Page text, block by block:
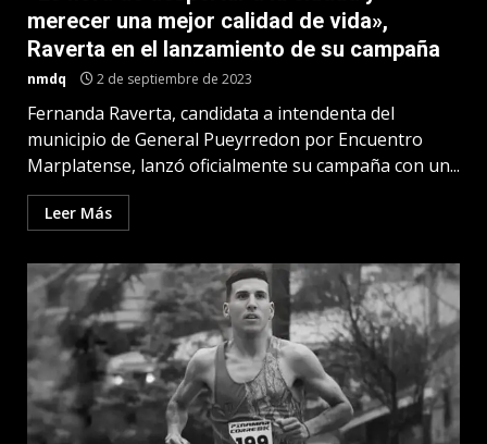
merecer una mejor calidad de vida»,
Raverta en el lanzamiento de su campaña
nmdq 2 de septiembre de 2023
Fernanda Raverta, candidata a intendenta del
municipio de General Pueyrredon por Encuentro
Marplatense, lanzó oficialmente su campaña con un...
Leer Más